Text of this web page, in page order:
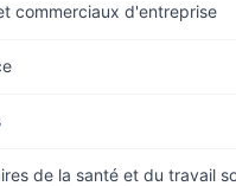
commerciaux d'entreprise
de la santé et du travail